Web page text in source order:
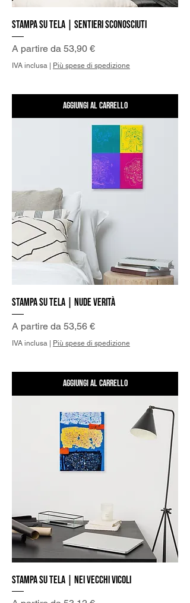
Stampa su Tela | Sentieri Sconosciuti
A partire da 53,90 €
Prezzo scontato
IVA inclusa | Più spese di spedizione
Aggiungi al carrello
Stampa su Tela | Nude Verità
A partire da 53,56 €
Prezzo scontato
IVA inclusa | Più spese di spedizione
Aggiungi al carrello
Stampa su Tela | Nei vecchi Vicoli